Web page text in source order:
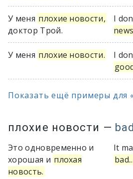
У меня плохие новости,
доктор Трой.
I
У меня плохие новости.
I
Показать ещё примеры для
плохие новости — bad
Это одновременно и
хорошая и плохая
новость.
It
bad...